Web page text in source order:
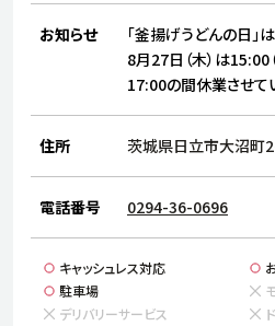
ブランド
店
店舗一覧
採
よくある質問・お問い合わせ
お知らせ
「釜揚げうどんの日」
8月27日（木）は15:00
17:00の間休業させて
住所 茨城県日立市大沼町
電話番号 0294-36-0696
キャッシュレス対応
駐車場
デリバリーサービス